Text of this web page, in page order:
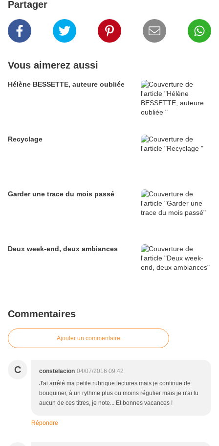
Partager
Vous aimerez aussi
Hélène BESSETTE, auteure oubliée
Recyclage
Garder une trace du mois passé
Deux week-end, deux ambiances
Commentaires
Ajouter un commentaire
C constelacion 04/07/2016 09:42
J'ai arrêté ma petite rubrique lectures mais je continue de
bouquiner, à un rythme plus ou moins régulier mais je n'ai lu
aucun de ces titres, je note... Et bonnes vacances !
Répondre